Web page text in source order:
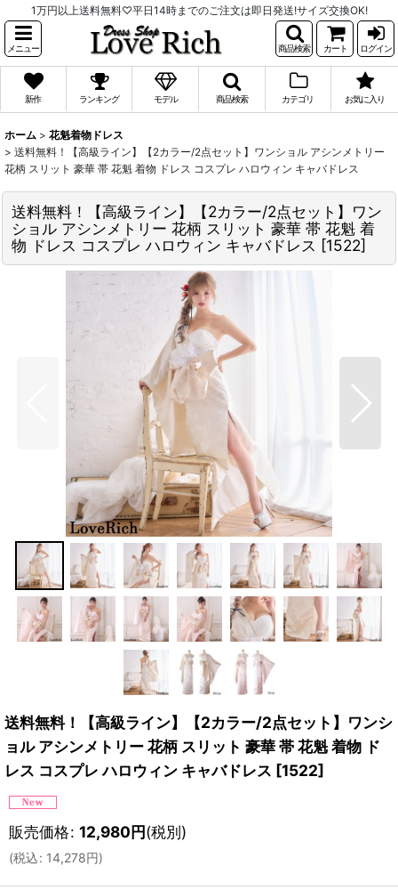
1万円以上送料無料♡平日14時までのご注文は即日発送!サイズ交換OK!
メニュー 商品検索 カート ログイン
新作 ランキング モデル 商品検索 カテゴリ お気に入り
ホーム > 花魁着物ドレス
> 送料無料！【高級ライン】【2カラー/2点セット】ワンショル アシンメトリー
花柄 スリット 豪華 帯 花魁 着物 ドレス コスプレ ハロウィン キャバドレス
送料無料！【高級ライン】【2カラー/2点セット】ワン
ショル アシンメトリー 花柄 スリット 豪華 帯 花魁 着
物 ドレス コスプレ ハロウィン キャバドレス [1522]
送料無料！【高級ライン】【2カラー/2点セット】ワンシ
ョル アシンメトリー 花柄 スリット 豪華 帯 花魁 着物 ド
レス コスプレ ハロウィン キャバドレス [1522]
販売価格: 12,980円(税別)
(税込: 14,278円)